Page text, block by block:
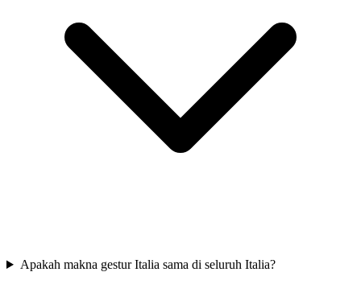
Apakah makna gestur Italia sama di seluruh Italia?